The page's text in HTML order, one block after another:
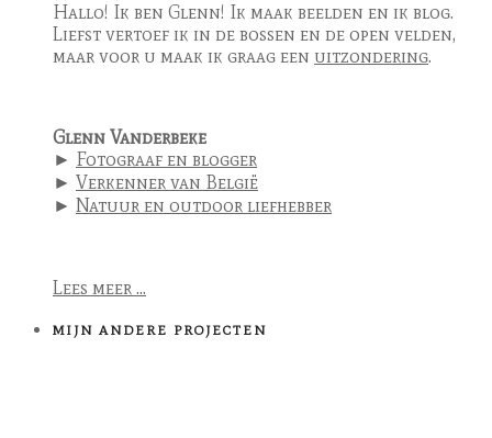
Hallo! Ik ben Glenn! Ik maak beelden en ik blog.
Liefst vertoef ik in de bossen en de open velden,
maar voor u maak ik graag een uitzondering.
Glenn Vanderbeke
► Fotograaf en blogger
► Verkenner van België
► Natuur en outdoor liefhebber
Lees meer ...
MIJN ANDERE PROJECTEN